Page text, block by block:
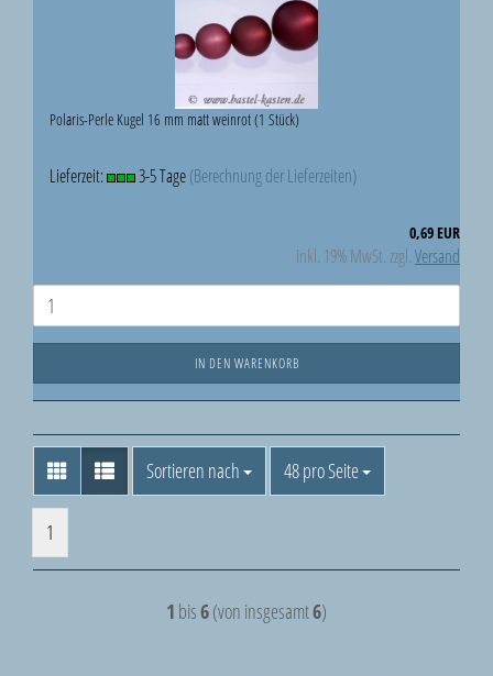
Polaris-Perle Kugel 16 mm matt weinrot (1 Stück)
Lieferzeit: 3-5 Tage(Berechnung der Lieferzeiten)
0,69 EUR
inkl. 19% MwSt. zzgl.Versand
IN DEN WARENKORB
Sortieren nach
Sortieren nach 48 pro Seite
pro Seite
1
1 bis6(von insgesamt6)